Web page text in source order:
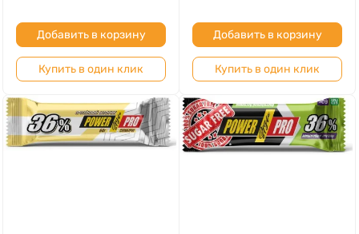
Добавить в корзину
Купить в один клик
Добавить в корзину
Купить в один клик